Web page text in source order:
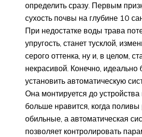
определить сразу. Первым
сухость почвы на глубине 10
При недостатке воды трава
упругость, станет тусклой,
серого оттенка, ну и, в целом,
некрасивой. Конечно, идеально
установить автоматическую
Она монтируется до устройства
больше нравится, когда поливы
обильные, а автоматическая
позволяет контролировать